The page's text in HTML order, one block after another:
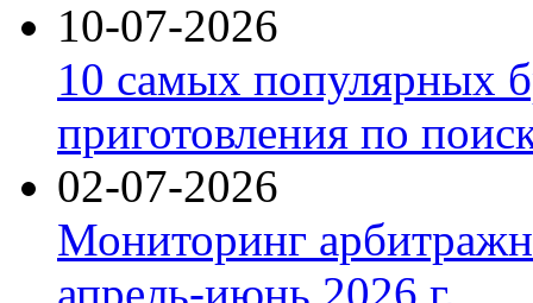
10-07-2026
10 самых популярных
приготовления по
02-07-2026
Мониторинг